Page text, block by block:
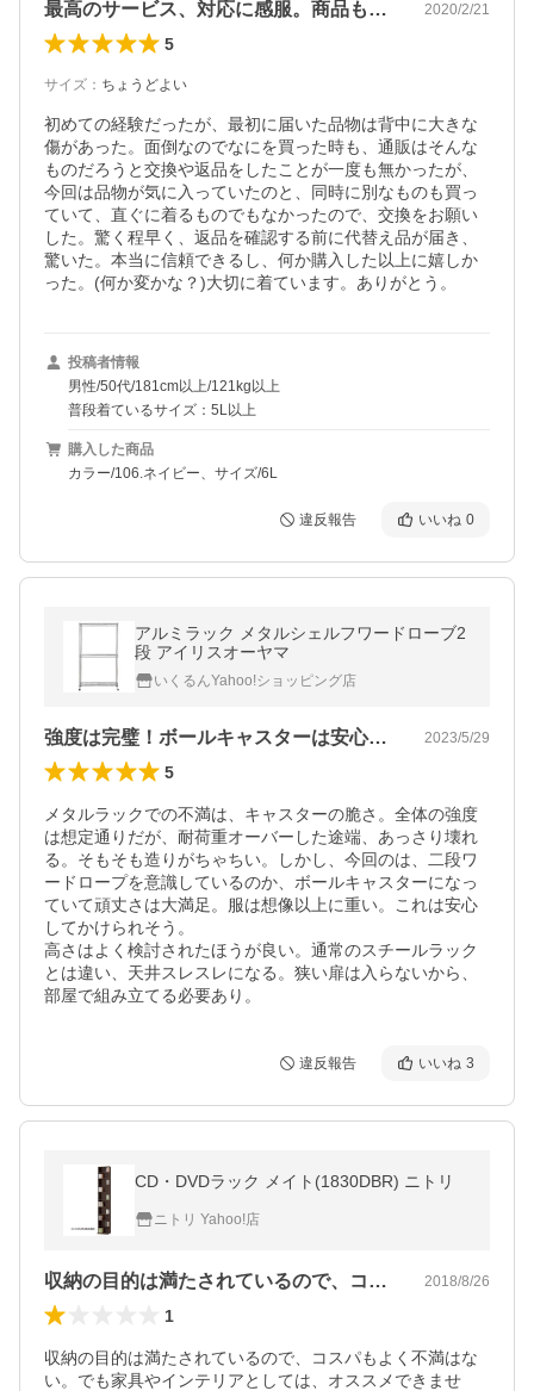
最高のサービス、対応に感服。商品も最高！ 2020/2/21
5
サイズ ： ちょうどよい
初めての経験だったが、最初に届いた品物は背中に大きな
傷があった。面倒なのでなにを買った時も、通販はそんな
ものだろうと交換や返品をしたことが一度も無かったが、
今回は品物が気に入っていたのと、同時に別なものも買っ
ていて、直ぐに着るものでもなかったので、交換をお願い
した。驚く程早く、返品を確認する前に代替え品が届き、
驚いた。本当に信頼できるし、何か購入した以上に嬉しか
った。(何か変かな？)大切に着ています。ありがとう。
投稿者情報
男性/50代/181cm以上/121kg以上
普段着ているサイズ：5L以上
購入した商品
カラー/106.ネイビー、サイズ/6L
違反報告 いいね 0
アルミラック メタルシェルフワードローブ2
段 アイリスオーヤマ
いくるんYahoo!ショッピング店
強度は完璧！ボールキャスターは安心感あり 2023/5/29
5
メタルラックでの不満は、キャスターの脆さ。全体の強度
は想定通りだが、耐荷重オーバーした途端、あっさり壊れ
る。そもそも造りがちゃちい。しかし、今回のは、二段ワ
ードロープを意識しているのか、ボールキャスターになっ
ていて頑丈さは大満足。服は想像以上に重い。これは安心
してかけられそう。
高さはよく検討されたほうが良い。通常のスチールラック
とは違い、天井スレスレになる。狭い扉は入らないから、
部屋で組み立てる必要あり。
違反報告 いいね 3
CD・DVDラック メイト(1830DBR) ニトリ
ニトリ Yahoo!店
収納の目的は満たされているので、コスパ… 2018/8/26
1
収納の目的は満たされているので、コスパもよく不満はな
い。でも家具やインテリアとしては、オススメできませ